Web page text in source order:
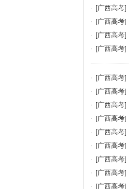
· [广西高考]
· [广西高考]
· [广西高考]
· [广西高考]
· [广西高考]
· [广西高考]
· [广西高考]
· [广西高考]
· [广西高考]
· [广西高考]
· [广西高考]
· [广西高考]
· [广西高考]